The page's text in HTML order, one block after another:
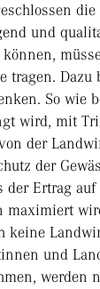
und
tragen. Dazu
So wie
wird, mit
der
der
Ertrag
maximiert
keine
und
werden